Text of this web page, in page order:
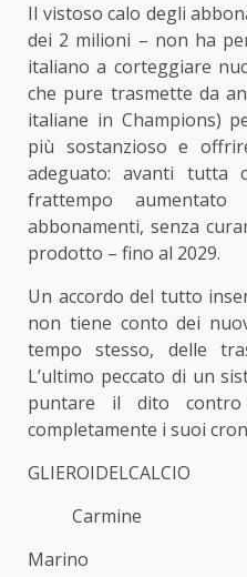
Il vistoso calo degli
dei 2 milioni – non ha
italiano a corteggiare
che pure trasmette da
italiane in Champions)
più sostanzioso e
adeguato: avanti tutta
frattempo
abbonamenti, senza
prodotto – fino al 2029.
Un accordo del tutto
non tiene conto dei
tempo stesso, delle
L’ultimo peccato di un
puntare il dito contro
completamente i suoi
GLIEROIDELCALCIO
Carmine
Marino